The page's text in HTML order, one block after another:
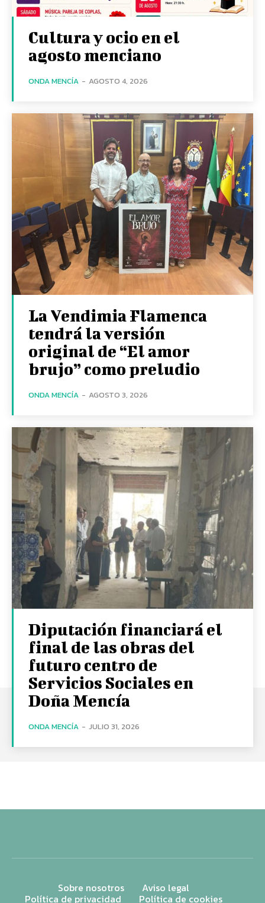
Cultura y ocio en el
agosto menciano
ONDA MENCÍA - AGOSTO 4, 2026
La Vendimia Flamenca
tendrá la versión
original de “El amor
brujo” como preludio
ONDA MENCÍA - AGOSTO 3, 2026
Diputación financiará el
final de las obras del
futuro centro de
Servicios Sociales en
Doña Mencía
ONDA MENCÍA - JULIO 31, 2026
Sobre nosotros Aviso legal
Política de privacidad Política de cookies